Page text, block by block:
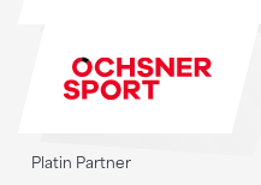
Platin Partner